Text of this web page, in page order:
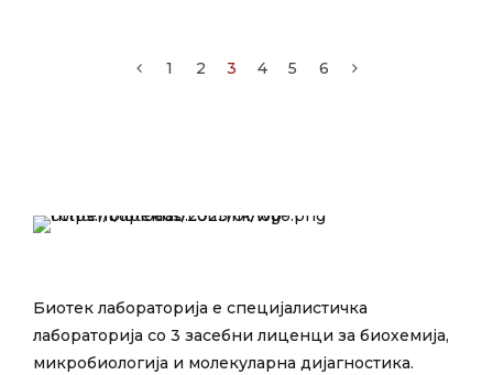
1 2 3 4 5 6
Биотек лабораторија е специјалистичка
лабораторија со 3 засебни лиценци за биохемија,
микробиологија и молекуларна дијагностика.